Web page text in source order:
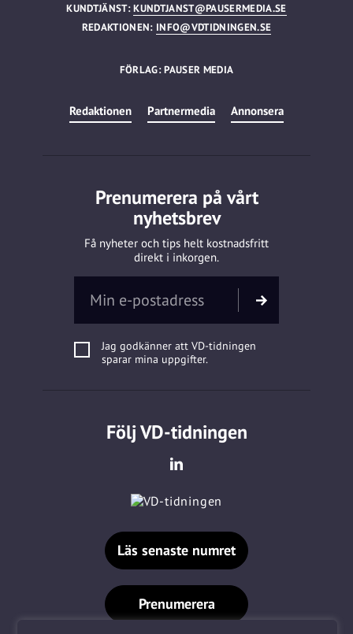
KUNDTJÄNST:KUNDTJANST@PAUSERMEDIA.SE
REDAKTIONEN: INFO@VDTIDNINGEN.SE
FÖRLAG: PAUSER MEDIA
Redaktionen Partnermedia Annonsera
Prenumerera på vårt
nyhetsbrev
Få nyheter och tips helt kostnadsfritt
direkt i inkorgen.
Jag godkänner att VD-tidningen
sparar mina uppgifter.
Följ VD-tidningen
Läs senaste numret
Prenumerera